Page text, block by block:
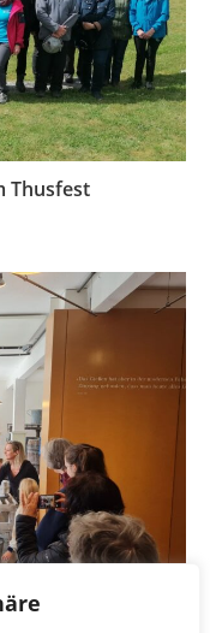
Thusfest